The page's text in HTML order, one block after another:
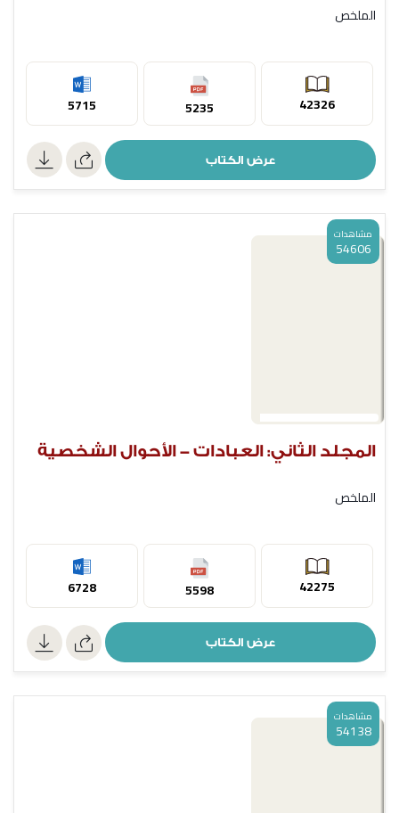
الملخص
42326
5235
5715
عرض الكتاب
مشاهدات
54606
المجلد الثاني: العبادات - الأحوال الشخصية
الملخص
42275
5598
6728
عرض الكتاب
مشاهدات
54138